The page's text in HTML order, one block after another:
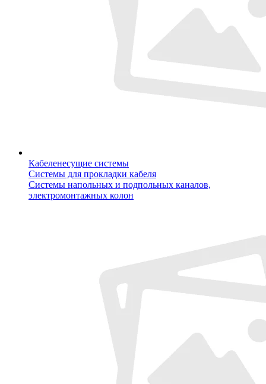
Кабеленесущие системы
Системы для прокладки кабеля
Системы напольных и подпольных каналов,
электромонтажных колон